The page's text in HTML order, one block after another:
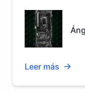
Leer más